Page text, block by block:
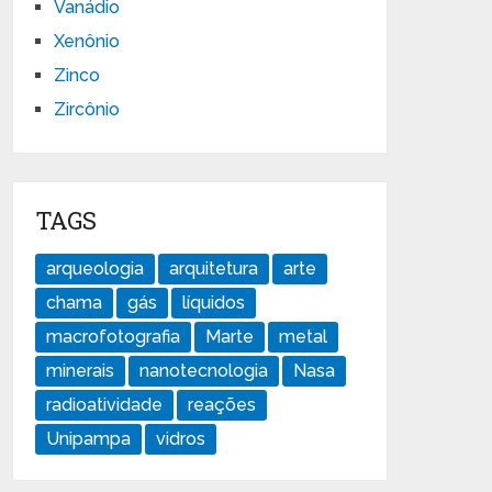
Vanádio
Xenônio
Zinco
Zircônio
TAGS
arqueologia arquitetura
arte
chama
gás
líquidos
macrofotografia
Marte
metal
minerais
nanotecnologia
Nasa
radioatividade
reações
Unipampa
vidros